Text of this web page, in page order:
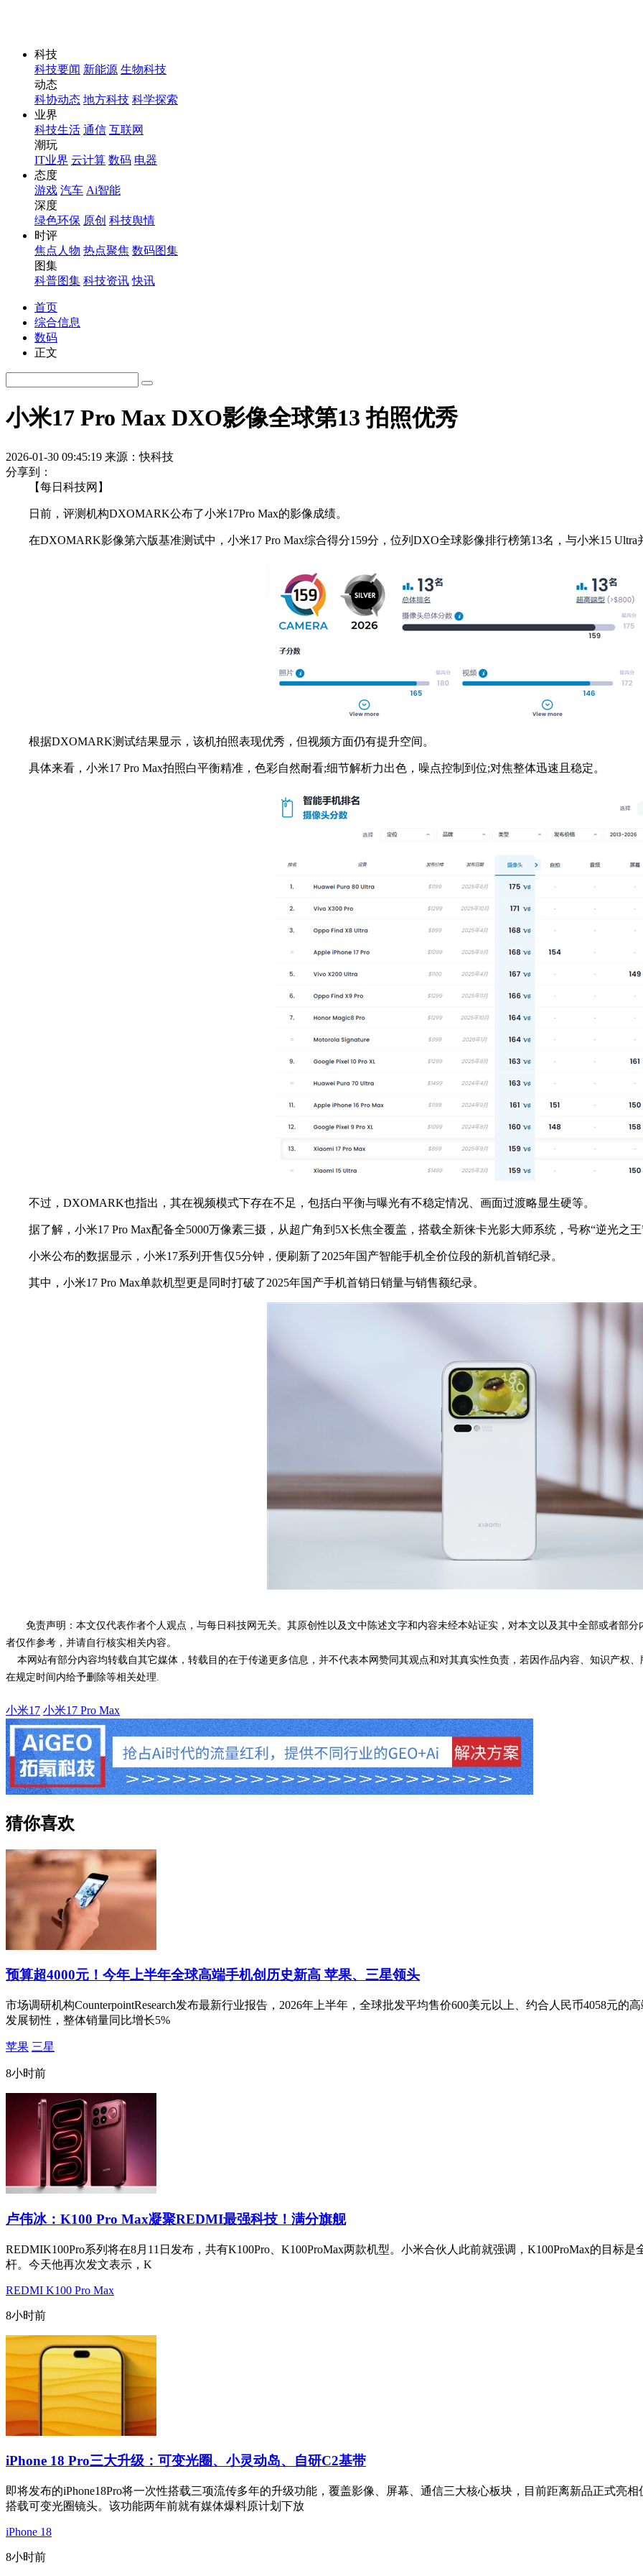
科技
科技要闻 新能源 生物科技
动态
科协动态 地方科技 科学探索
业界
科技生活 通信 互联网
潮玩
IT业界 云计算 数码 电器
态度
游戏 汽车 Ai智能
深度
绿色环保 原创 科技舆情
时评
焦点人物 热点聚焦 数码图集
图集
科普图集 科技资讯 快讯
首页
综合信息
数码
正文
小米17 Pro Max DXO影像全球第13 拍照优秀
2026-01-30 09:45:19 来源：快科技
分享到：
【每日科技网】
日前，评测机构DXOMARK公布了小米17Pro Max的影像成绩。
在DXOMARK影像第六版基准测试中，小米17 Pro Max综合得分159分，位列DXO全球影像排行榜第13名，与小米15 Ultra
根据DXOMARK测试结果显示，该机拍照表现优秀，但视频方面仍有提升空间。
具体来看，小米17 Pro Max拍照白平衡精准，色彩自然耐看;细节解析力出色，噪点控制到位;对焦整体迅速且稳定。
不过，DXOMARK也指出，其在视频模式下存在不足，包括白平衡与曝光有不稳定情况、画面过渡略显生硬等。
据了解，小米17 Pro Max配备全5000万像素三摄，从超广角到5X长焦全覆盖，搭载全新徕卡光影大师系统，号称“逆光之王
小米公布的数据显示，小米17系列开售仅5分钟，便刷新了2025年国产智能手机全价位段的新机首销纪录。
其中，小米17 Pro Max单款机型更是同时打破了2025年国产手机首销日销量与销售额纪录。
免责声明：本文仅代表作者个人观点，与每日科技网无关。其原创性以及文中陈述文字和内容未经本站证实，对本文以及其中全部或者部
者仅作参考，并请自行核实相关内容。
本网站有部分内容均转载自其它媒体，转载目的在于传递更多信息，并不代表本网赞同其观点和对其真实性负责，若因作品内容、知识产权
在规定时间内给予删除等相关处理.
小米17 小米17 Pro Max
猜你喜欢
预算超4000元！今年上半年全球高端手机创历史新高 苹果、三星领头
市场调研机构CounterpointResearch发布最新行业报告，2026年上半年，全球批发平均售价600美元以上、约合人民币4058元的
发展韧性，整体销量同比增长5%
苹果 三星
8小时前
卢伟冰：K100 Pro Max凝聚REDMI最强科技！满分旗舰
REDMIK100Pro系列将在8月11日发布，共有K100Pro、K100ProMax两款机型。小米合伙人此前就强调，K100ProMax的目标
杆。今天他再次发文表示，K
REDMI K100 Pro Max
8小时前
iPhone 18 Pro三大升级：可变光圈、小灵动岛、自研C2基带
即将发布的iPhone18Pro将一次性搭载三项流传多年的升级功能，覆盖影像、屏幕、通信三大核心板块，目前距离新品正式亮
搭载可变光圈镜头。该功能两年前就有媒体爆料原计划下放
iPhone 18
8小时前